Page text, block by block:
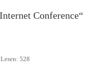
Conference“
Lesen: 528